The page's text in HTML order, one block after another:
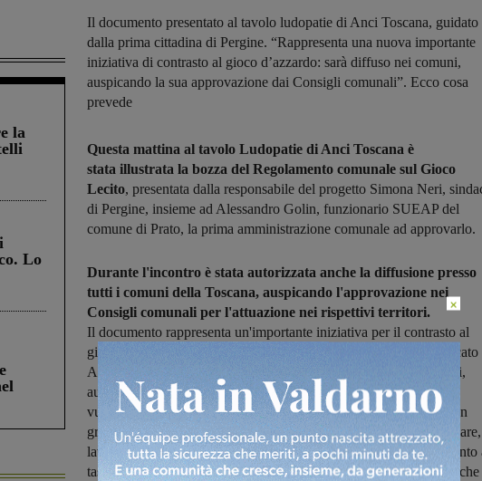
la
Lo
Il documento presentato al tavolo ludopatie di Anci Toscana, guidato
dalla prima cittadina di Pergine. “Rappresenta una nuova importante
iniziativa di contrasto al gioco d’azzardo: sarà diffuso nei comuni,
auspicando la sua approvazione dai Consigli comunali”. Ecco cosa
prevede
Questa mattina al tavolo Ludopatie di Anci Toscana è
stata illustrata la bozza del Regolamento comunale sul Gioco
Lecito, presentata dalla responsabile del progetto Simona Neri,
di Pergine, insieme ad Alessandro Golin, funzionario SUEAP del
comune di Prato, la prima amministrazione comunale ad approvarlo.
Durante l'incontro è stata autorizzata anche la diffusione presso
tutti i comuni della Toscana, auspicando l'approvazione nei
Consigli comunali per l'attuazione nei rispettivi territori.
Il documento rappresenta un'importante iniziativa per il contrasto al
gioco d’azzardo e alle ludopatie, frutto del lavoro del tavolo dedicato
Anci Toscana. "Il gioco d’azzardo ha assunto dimensioni rilevanti,
aumentando il rischio per molti soggetti, soprattutto quelli più
vulnerabili, di una vera e propria dipendenza comportamentale con
gravi disagi per la persona e compromissioni dell’equilibrio familiare,
lavorativo e finanziario, fino all’indebitamento o all’assoggettamento
tassi usurai presso la criminalità organizzata, come sottolineato anche
×